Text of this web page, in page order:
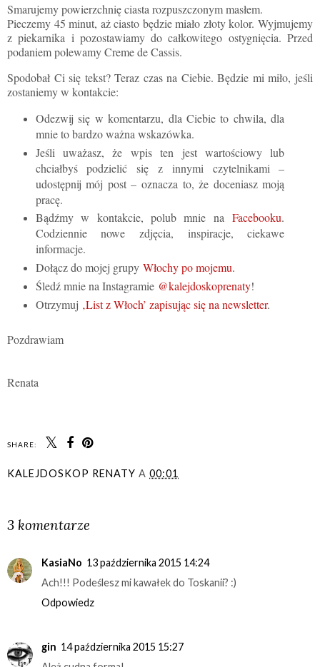
Smarujemy powierzchnięciasta rozpuszczonym masłem.
Pieczemy 45 minut, aż ciasto będzie miało złoty kolor. Wyjmujemy
z piekarnika i pozostawiamy do całkowitego ostygnięcia. Przed
podaniem polewamy Creme de Cassis.
Spodobał Ci się tekst? Teraz czas na Ciebie. Będzie mi miło, jeśli
zostaniemy w kontakcie:
Odezwij się w komentarzu, dla Ciebie to chwila, dla
mnie to bardzo ważna wskazówka.
Jeśli uważasz, że wpis ten jest wartościowy lub
chciałbyś podzielić się z innymi czytelnikami –
udostępnij mój post – oznacza to, że doceniasz moją
pracę.
Bądźmy w kontakcie, polub mnie naFacebooku.
Codziennie nowe zdjęcia, inspiracje, ciekawe
informacje.
Dołącz do mojej grupy Włochy po mojemu.
Śledź mnie na Instagramie @kalejdoskoprenaty!
Otrzymuj ‚List z Włoch’ zapisując się na newsletter.
Pozdrawiam
Renata
SHARE:
KALEJDOSKOP RENATY A 00:01
3 komentarze
KasiaNo 13 października 2015 14:24
Ach!!! Podeślesz mi kawałek do Toskanii? :)
Odpowiedz
gin 14 października 2015 15:27